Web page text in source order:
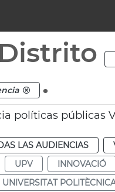
.
políticas públicas
LAS AUDIENCIAS
UPV INNOVACIÓ
UNIVERSITAT